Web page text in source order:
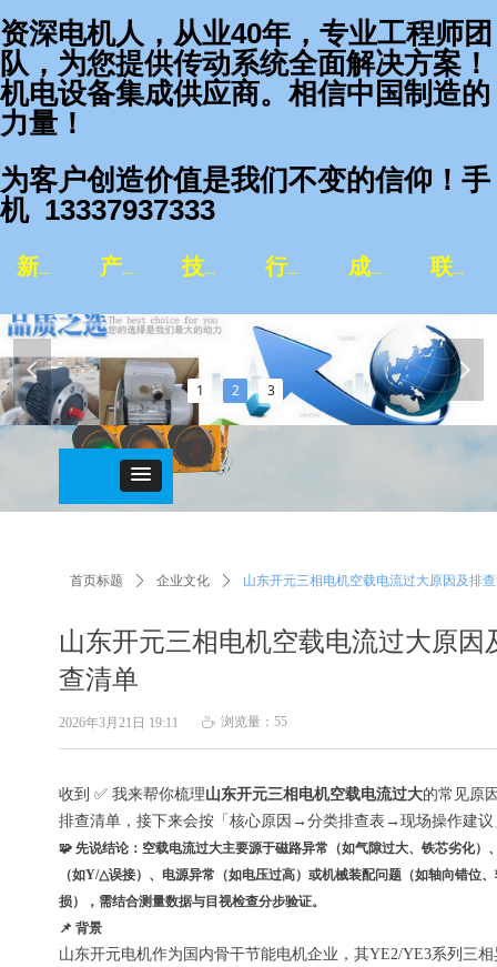
新闻资讯 产品中心 技术服务 行业应用 成功案例 联系我们
1 2 3
넳 넲
资深电机人，从业40年，专业工程师团
队，为您提供传动系统全面解决方案！
机电设备集成供应商。相信中国制造的
力量！
为客户创造价值是我们不变的信仰！手
机 13337937333
山东开元三相电机空载电流过大原因
查清单
首页标题 ꄲ 企业文化 ꄲ 山东开元三相电机空载电流过大原因及排
收到 ✅ 我来帮你梳理山东开元三相电机空载电流过大的常见原
排查清单，接下来会按「核心原因→分类排查表→现场操作建议
🧩 先说结论： 空载电流过大主要源于磁路异常（如气隙过大、铁芯劣化）
（如Y/△误接）、电源异常（如电压过高）或机械装配问题（如轴向错位
损）
，需结合测量数据与目视检查分步验证。
📌 背景
山东开元电机作为国内骨干节能电机企业，其YE2/YE3系列三
2026年3月21日 19:11 ꄘ 浏览量： 55